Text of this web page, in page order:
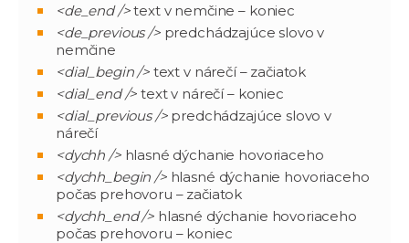
<de_end />text v nemčine – koniec
<de_previous />predchádzajúce slovo v
nemčine
<dial_begin />text v nárečí – začiatok
<dial_end /> text v nárečí – koniec
<dial_previous />predchádzajúce slovo v
nárečí
<dychh />hlasné dýchanie hovoriaceho
<dychh_begin />hlasné dýchanie hovoriaceho
počas prehovoru – začiatok
<dychh_end /> hlasné dýchanie hovoriaceho
počas prehovoru – koniec